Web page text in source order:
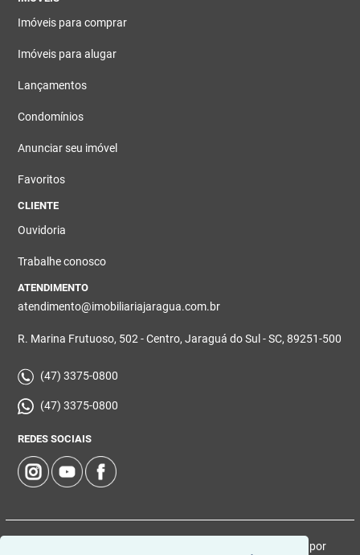
Imóveis para comprar
Imóveis para alugar
Lançamentos
Condomínios
Anunciar seu imóvel
Favoritos
CLIENTE
Ouvidoria
Trabalhe conosco
ATENDIMENTO
atendimento@imobiliariajaragua.com.br
R. Marina Frutuoso, 502 - Centro, Jaraguá do Sul - SC, 89251-500
(47) 3375-0800
(47) 3375-0800
REDES SOCIAIS
© 2026 | Imobiliária Jaraguá | CRECI: 5224-J | Desenvolvido por